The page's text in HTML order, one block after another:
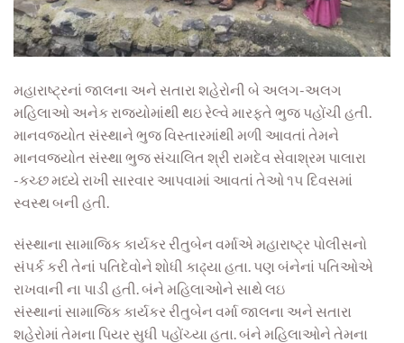
મહારાષ્ટ્રનાં જાલના અને સતારા શહેરોની બે અલગ-અલગ
મહિલાઓ અનેક રાજ્યોમાંથી થઇ રેલ્વે મારફતે ભુજ પહોંચી હતી.
માનવજ્યોત સંસ્થાને ભુજ વિસ્તારમાંથી મળી આવતાં તેમને
માનવજ્યોત સંસ્થા ભુજ સંચાલિત શ્રી રામદેવ સેવાશ્રમ પાલારા
-કચ્છ મધ્યે રાખી સારવાર આપવામાં આવતાં તેઓ ૧૫ દિવસમાં
સ્વસ્થ બની હતી.
સંસ્થાના સામાજિક કાર્યકર રીતુબેન વર્માએ મહારાષ્ટ્ર પોલીસનો
સંપર્ક કરી તેનાં પતિદેવોને શોધી કાઢ્યા હતા. પણ બંનેનાં પતિઓએ
રાખવાની ના પાડી હતી. બંને મહિલાઓને સાથે લઇ
સંસ્થાનાં સામાજિક કાર્યકર રીતુબેન વર્મા જાલના અને સતારા
શહેરોમાં તેમના પિયર સુધી પહોંચ્યા હતા. બંને મહિલાઓને તેમના